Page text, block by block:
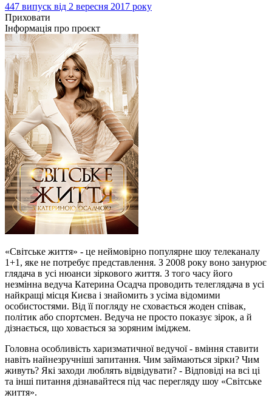
447 випуск від 2 вересня 2017 року
Приховати
Інформація про проєкт
«Світське життя» - це неймовірно популярне шоу телеканалу
1+1, яке не потребує представлення. З 2008 року воно занурює
глядача в усі нюанси зіркового життя. З того часу його
незмінна ведуча Катерина Осадча проводить телеглядача в усі
найкращі місця Києва і знайомить з усіма відомими
особистостями. Від її погляду не сховається жоден співак,
політик або спортсмен. Ведуча не просто показує зірок, а й
дізнається, що ховається за зоряним іміджем.
Головна особливість харизматичної ведучої - вміння ставити
навіть найнезручніші запитання. Чим займаються зірки? Чим
живуть? Які заходи люблять відвідувати? - Відповіді на всі ці
та інші питання дізнавайтеся під час перегляду шоу «Світське
життя».